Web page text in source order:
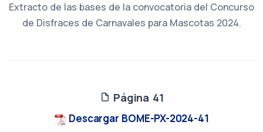
Extracto de las bases de la convocatoria del Concurso
de Disfraces de Carnavales para Mascotas 2024.
Página 41
Descargar BOME-PX-2024-41